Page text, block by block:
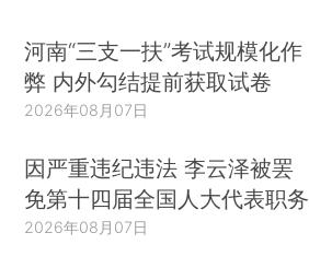
河南“三支一扶”考试规模化作
弊 内外勾结提前获取试卷
2026年08月07日
因严重违纪违法 李云泽被罢
免第十四届全国人大代表职务
2026年08月07日